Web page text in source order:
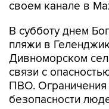
В субботу днем
Дивноморском
связи с
ПВО.
безопасности
Геленджик Алексей